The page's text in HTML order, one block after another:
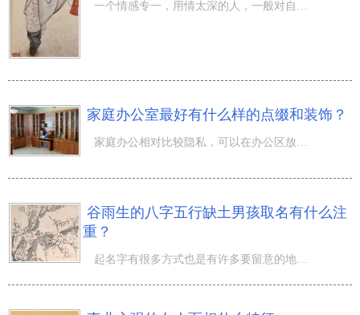
家庭办公室最好有什么样的点缀和装饰？
谷雨生的八字五行缺土男孩取名有什么注
重？